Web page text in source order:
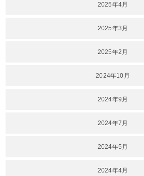
2025年4月
2025年3月
2025年2月
2024年10月
2024年9月
2024年7月
2024年5月
2024年4月